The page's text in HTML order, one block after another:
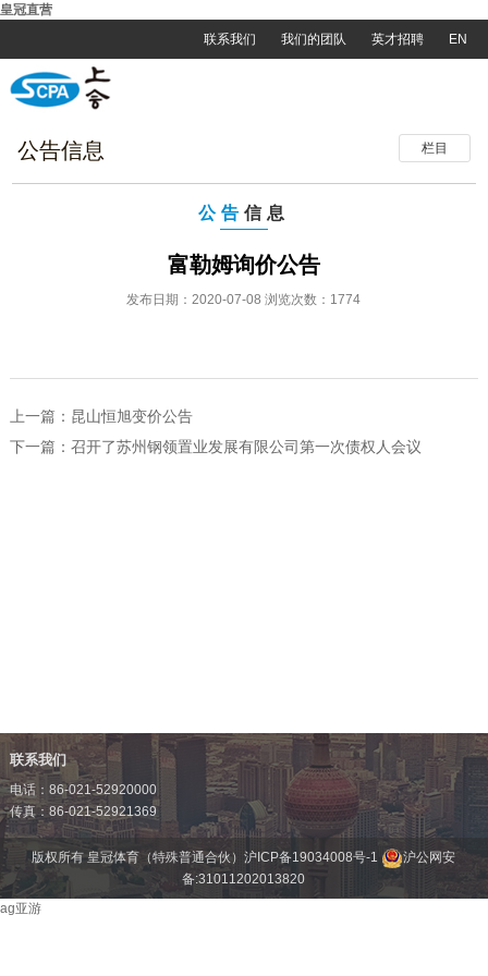
皇冠直营
联系我们
我们的团队 英才招聘 EN
栏目
公告信息
公告 信息
富勒姆询价公告
发布日期：2020-07-08 浏览次数：1774
上一篇： 昆山恒旭变价公告
下一篇： 召开了苏州钢领置业发展有限公司第一次债权人会议
联系我们
电话：86-021-52920000
传真：86-021-52921369
版权所有 皇冠体育（特殊普通合伙）沪ICP备19034008号-1
沪公网安
备:31011202013820
ag亚游